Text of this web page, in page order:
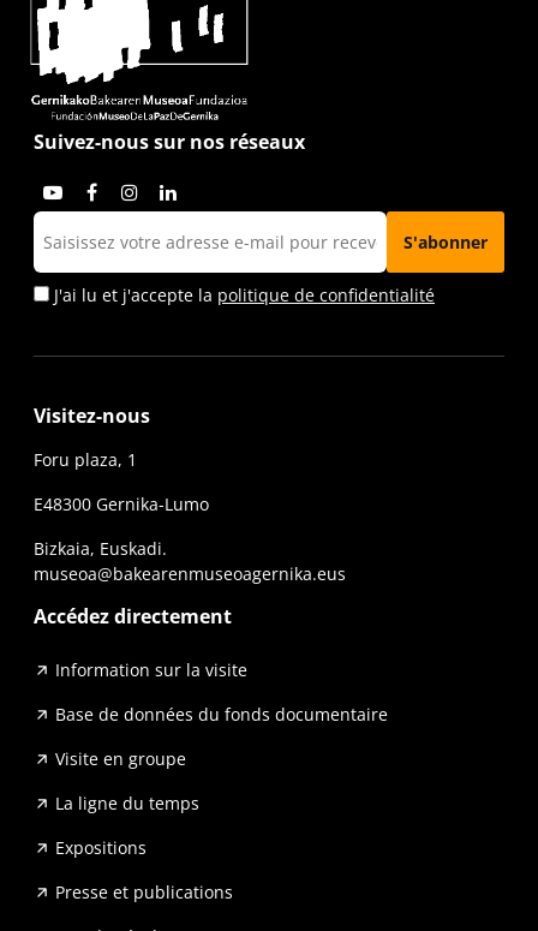
Suivez-nous sur nos réseaux
J'ai lu et j'accepte la politique de confidentialité
Visitez-nous
Foru plaza, 1
E48300 Gernika-Lumo
Bizkaia, Euskadi.
museoa@bakearenmuseoagernika.eus
Accédez directement
Information sur la visite
Base de données du fonds documentaire
Visite en groupe
La ligne du temps
Expositions
Presse et publications